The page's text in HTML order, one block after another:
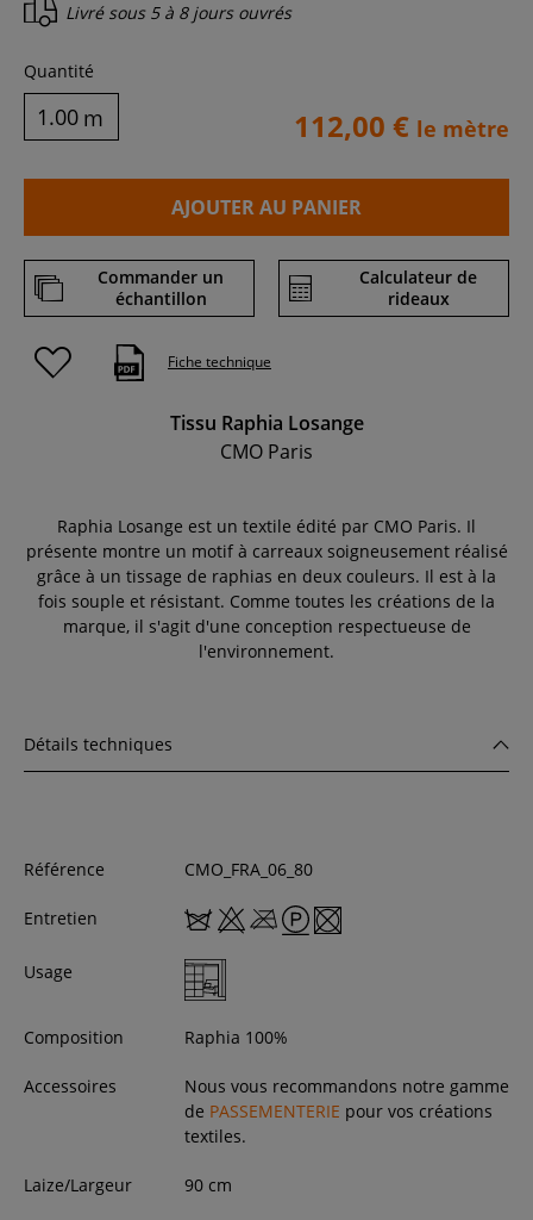
Livré sous 5 à 8 jours ouvrés
Quantité
m 112,00 € le mètre
AJOUTER AU PANIER
Commander un
échantillon
Calculateur de
rideaux
Fiche technique
Tissu Raphia Losange
CMO Paris
Raphia Losange est un textile édité par CMO Paris. Il
présente montre un motif à carreaux soigneusement réalisé
grâce à un tissage de raphias en deux couleurs. Il est à la
fois souple et résistant. Comme toutes les créations de la
marque, il s'agit d'une conception respectueuse de
l'environnement.
Détails techniques
Référence CMO_FRA_06_80
Entretien
Usage
Composition Raphia 100%
Accessoires
Nous vous recommandons notre gamme
de PASSEMENTERIE pour vos créations
textiles.
Laize/Largeur 90 cm